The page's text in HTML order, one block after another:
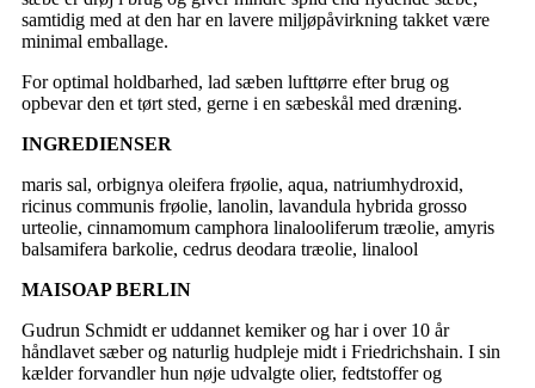
samtidig med at den har en lavere miljøpåvirkning takket være
minimal emballage.
For optimal holdbarhed, lad sæben lufttørre efter brug og
opbevar den et tørt sted, gerne i en sæbeskål med dræning.
INGREDIENSER
maris sal, orbignya oleifera frøolie, aqua, natriumhydroxid,
ricinus communis frøolie, lanolin, lavandula hybrida grosso
urteolie, cinnamomum camphora linalooliferum træolie, amyris
balsamifera barkolie, cedrus deodara træolie, linalool
MAISOAP BERLIN
Gudrun Schmidt er uddannet kemiker og har i over 10 år
håndlavet sæber og naturlig hudpleje midt i Friedrichshain. I sin
kælder forvandler hun nøje udvalgte olier, fedtstoffer og